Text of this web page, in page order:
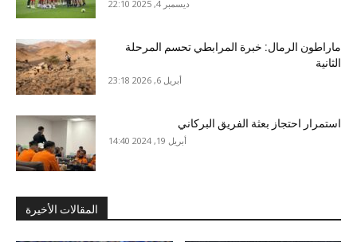
ديسمبر 4, 2025 22:10
ماراطون الرمال: خبرة المرابطي تحسم المرحلة
الثانية
أبريل 6, 2026 23:18
استمرار احتجاز بعثة الفريق البركاني
أبريل 19, 2024 14:40
المقالات الأخيرة